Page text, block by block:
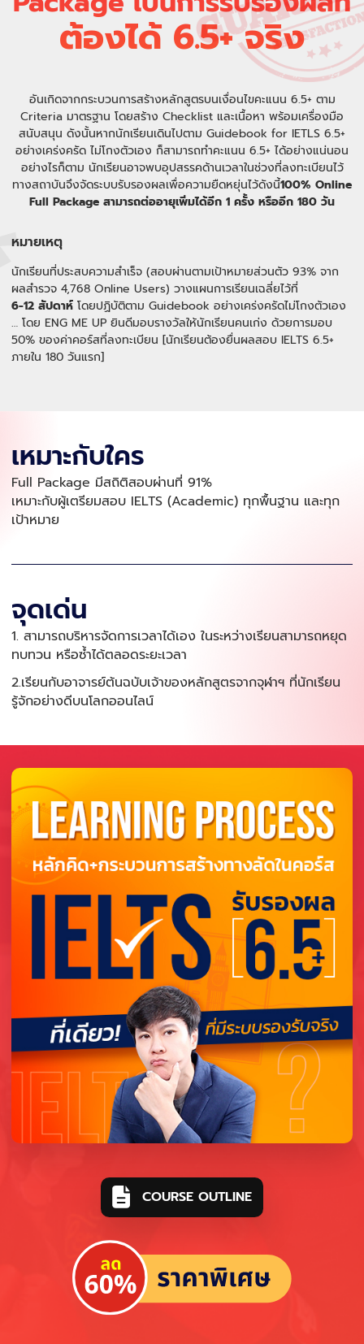
ต้องได้ 6.5+ จริง
อันเกิดจากกระบวนการสร้างหลักสูตรบนเงื่อนไขคะแนน 6.5+ ตาม
Criteria มาตรฐาน โดยสร้าง Checklist และเนื้อหา พร้อมเครื่องมือ
สนับสนุน ดังนั้นหากนักเรียนเดินไปตาม Guidebook for IETLS 6.5+
อย่างเคร่งครัด ไม่โกงตัวเอง ก็สามารถทำคะแนน 6.5+ ได้อย่างแน่นอน
อย่างไรก็ตาม นักเรียนอาจพบอุปสรรคด้านเวลาในช่วงที่ลงทะเบียนไว้
ทางสถาบันจึงจัดระบบรับรองผลเพื่อความยืดหยุ่นไว้ดังนี้100% Online
Full Package สามารถต่ออายุเพิ่มได้อีก 1 ครั้ง หรืออีก 180 วัน
หมายเหตุ
นักเรียนที่ประสบความสำเร็จ (สอบผ่านตามเป้าหมายส่วนตัว 93% จาก
ผลสำรวจ 4,768 Online Users) วางแผนการเรียนเฉลี่ยไว้ที่
6-12 สัปดาห์ โดยปฏิบัติตาม Guidebook อย่างเคร่งครัดไม่โกงตัวเอง
… โดย ENG ME UP ยินดีมอบรางวัลให้นักเรียนคนเก่ง ด้วยการมอบ
50% ของค่าคอร์สที่ลงทะเบียน [นักเรียนต้องยื่นผลสอบ IELTS 6.5+
ภายใน 180 วันแรก]
เหมาะกับใคร
Full Package มีสถิติสอบผ่านที่ 91%
เหมาะกับผู้เตรียมสอบ IELTS (Academic) ทุกพื้นฐาน และทุก
เป้าหมาย
จุดเด่น
1. สามารถบริหารจัดการเวลาได้เอง ในระหว่างเรียนสามารถหยุด
ทบทวน หรือซ้ำได้ตลอดระยะเวลา
2.เรียนกับอาจารย์ต้นฉบับเจ้าของหลักสูตรจากจุฬาฯ ที่นักเรียน
รู้จักอย่างดีบนโลกออนไลน์
COURSE OUTLINE